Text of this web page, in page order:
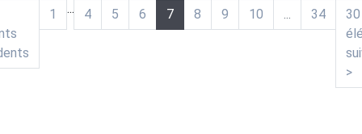
1 ... 4 5 6
7
8 9 10 ... 34
30
>